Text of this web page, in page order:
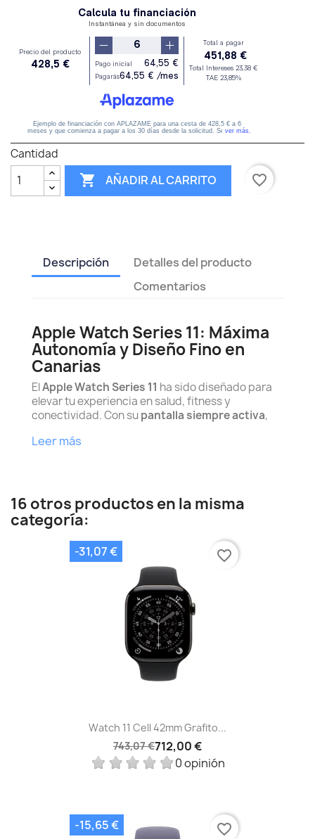
Cantidad
 AÑADIR AL CARRITO favorite_border
Descripción
Detalles del producto
Comentarios
Apple Watch Series 11: Máxima
Autonomía y Diseño Fino en
Canarias
ElApple Watch Series 11 ha sido diseñado para
elevar tu experiencia en salud, fitness y
conectividad. Con supantalla siempre activa,
Leer más
16 otros productos en la misma
categoría:
Watch 11 Cell 42mm Grafito...
743,07 €712,00 €
0 opinión
-31,07 € favorite_border
-15,65 € favorite_border